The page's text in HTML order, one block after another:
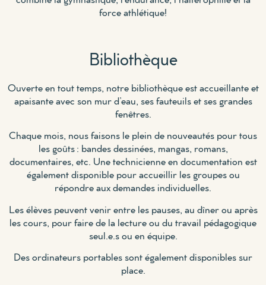
force athlétique!
Bibliothèque
Ouverte en tout temps, notre bibliothèque est accueillante et
apaisante avec son mur d’eau, ses fauteuils et ses grandes
fenêtres.
Chaque mois, nous faisons le plein de nouveautés pour tous
les goûts : bandes dessinées, mangas, romans,
documentaires, etc. Une technicienne en documentation est
également disponible pour accueillir les groupes ou
répondre aux demandes individuelles.
Les élèves peuvent venir entre les pauses, au dîner ou après
les cours, pour faire de la lecture ou du travail pédagogique
seul.e.s ou en équipe.
Des ordinateurs portables sont également disponibles sur
place.